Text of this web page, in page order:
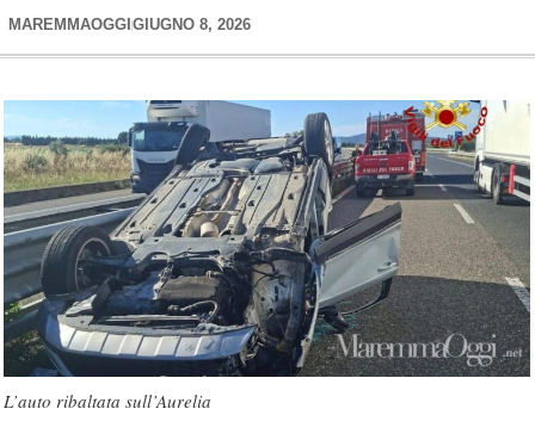
MAREMMAOGGI GIUGNO 8, 2026
L’auto ribaltata sull’Aurelia